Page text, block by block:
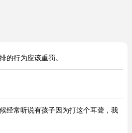
的行为应该重罚。
经常听说有孩子因为打这个耳聋，我